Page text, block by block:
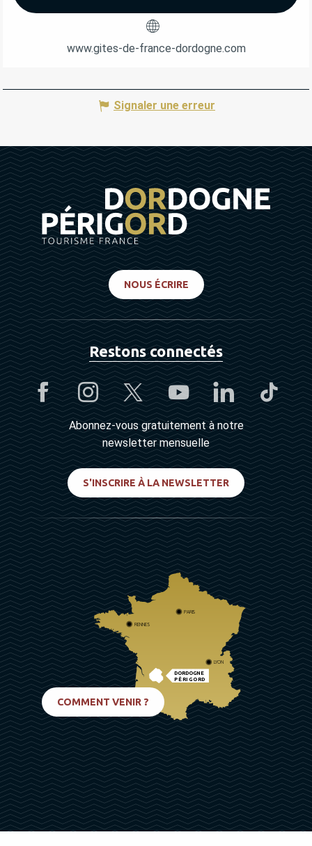
www.gites-de-france-dordogne.com
Signaler une erreur
NOUS ÉCRIRE
Restons connectés
Abonnez-vous gratuitement à notre
newsletter mensuelle
S'INSCRIRE À LA NEWSLETTER
DORDOGNE
PÉRIGORD
PARIS
RENNES
LYON
COMMENT VENIR ?